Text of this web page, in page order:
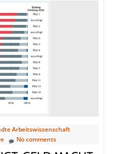
Arbeitswissenschaft
No comments